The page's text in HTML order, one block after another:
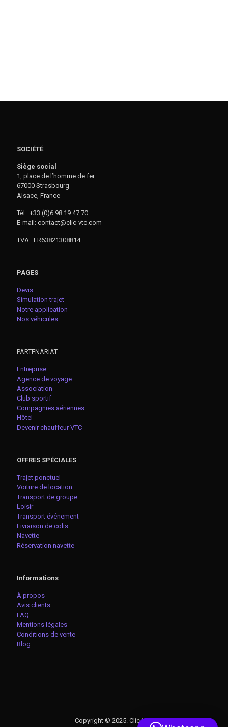
SOCIÉTÉ
Siège social
1, place de l’homme de fer
67000 Strasbourg
Alsace, France
Tél : +33 (0)6 98 19 47 70
E-mail: contact@clic-vtc.com
TVA : FR63821308814
PAGES
Devis
Simulation trajet
Notre application
Nos véhicules
PARTENARIAT
Entreprise
Agence de voyage
Association
Club sportif
Compagnies aériennes
Hôtel
Devenir chauffeur VTC
OFFRES SPÉCIALES
Trajet ponctuel
Voiture de location
Transport de groupe
Loisir
Transport événement
Livraison de colis
Navette
Réservation navette
Informations
À propos
Avis clients
FAQ
Mentions légales
Conditions de vente
Blog
Copyright © 2025. Clic-VTC